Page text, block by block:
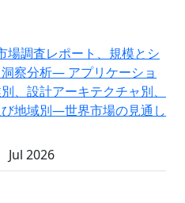
場調査レポート、規模とシ
察分析― アプリケーショ
、設計アーキテクチャ別、
地域別―世界市場の見通し
Jul 2026